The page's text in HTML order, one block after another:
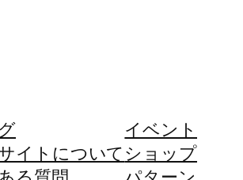
イトについて
イベント
ショップ